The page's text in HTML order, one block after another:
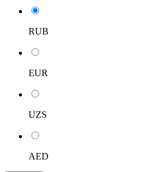
RUB
EUR
UZS
AED